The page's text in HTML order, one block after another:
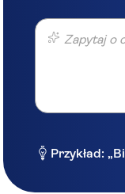
Zapytaj o
Przykład: